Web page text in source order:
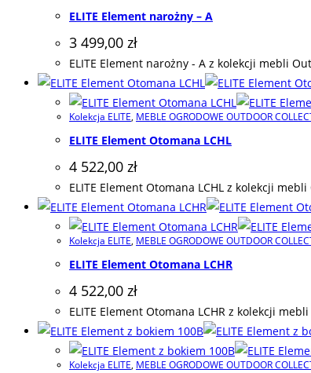
ELITE Element narożny – A
3 499,00 zł
ELITE Element narożny - A z kolekcji mebli
Kolekcja ELITE, MEBLE OGRODOWE OUTDOOR
ELITE Element Otomana LCHL
4 522,00 zł
ELITE Element Otomana LCHL z kolekcji
Kolekcja ELITE, MEBLE OGRODOWE OUTDOOR
ELITE Element Otomana LCHR
4 522,00 zł
ELITE Element Otomana LCHR z kolekcji
Kolekcja ELITE, MEBLE OGRODOWE OUTDOOR